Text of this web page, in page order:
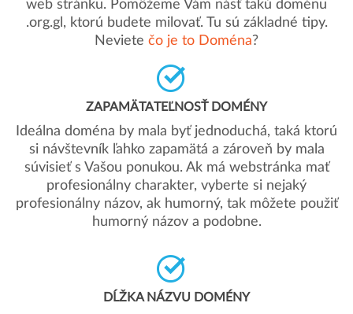
web stránku. Pomôžeme Vám násť takú doménu
.org.gl, ktorú budete milovať. Tu sú základné tipy.
Neviete čo je to Doména?
ZAPAMÄTATEĽNOSŤ DOMÉNY
Ideálna doména by mala byť jednoduchá, taká ktorú
si návštevník ľahko zapamätá a zároveň by mala
súvisieť s Vašou ponukou. Ak má webstránka mať
profesionálny charakter, vyberte si nejaký
profesionálny názov, ak humorný, tak môžete použiť
humorný názov a podobne.
DĹŽKA NÁZVU DOMÉNY